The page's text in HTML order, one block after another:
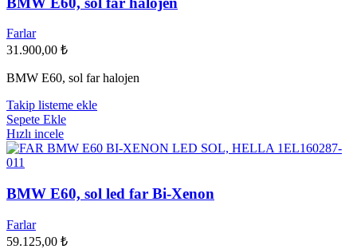
Farlar
31.900,00 ₺
BMW E60, sol far halojen
Takip listeme ekle
Sepete Ekle
Hızlı incele
BMW E60, sol led far Bi-Xenon
Farlar
59.125,00 ₺